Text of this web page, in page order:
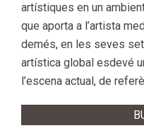
artístiques en un
que aporta a l’artista
demés, en les seves
artística global esdevé
l’escena actual, de